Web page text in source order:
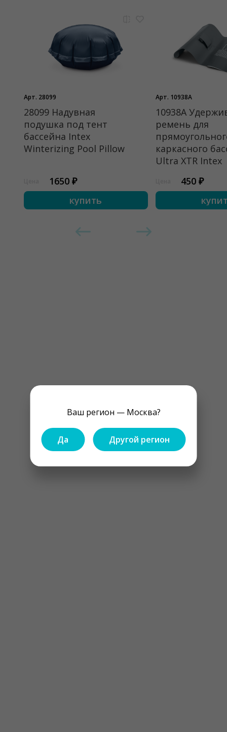
Ваш регион — Москва?
Да Другой регион
Арт. 28099
28099 Надувная
подушка под тент
бассейна Intex
Winterizing Pool Pillow
1650 ₽
купить
Арт. 10938A
10938A
ремень для
каркасного
Ultra XTR Intex
450 ₽